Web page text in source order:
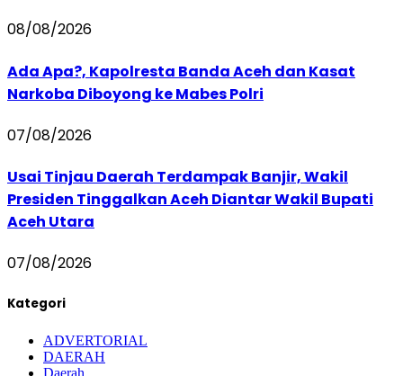
08/08/2026
Ada Apa?, Kapolresta Banda Aceh dan Kasat
Narkoba Diboyong ke Mabes Polri
07/08/2026
Usai Tinjau Daerah Terdampak Banjir, Wakil
Presiden Tinggalkan Aceh Diantar Wakil Bupati
Aceh Utara
07/08/2026
Kategori
ADVERTORIAL
DAERAH
Daerah